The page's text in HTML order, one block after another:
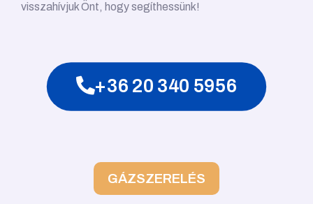
visszahívjuk Önt, hogy segíthessünk!
+36 20 340 5956
GÁZSZERELÉS